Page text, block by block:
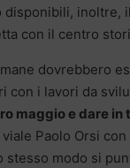
disponibili, inoltre,
con il centro
dovrebbero
con i lavori da
maggio e dare
Paolo Orsi
stesso modo si